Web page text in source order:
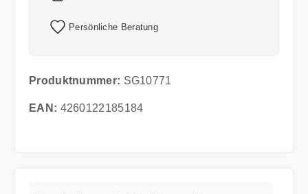
Persönliche Beratung
Produktnummer: SG10771
EAN: 4260122185184